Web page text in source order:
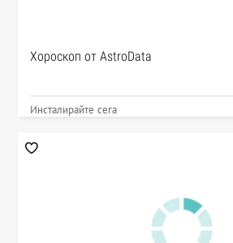
Хороскоп от AstroData
Инсталирайте сега